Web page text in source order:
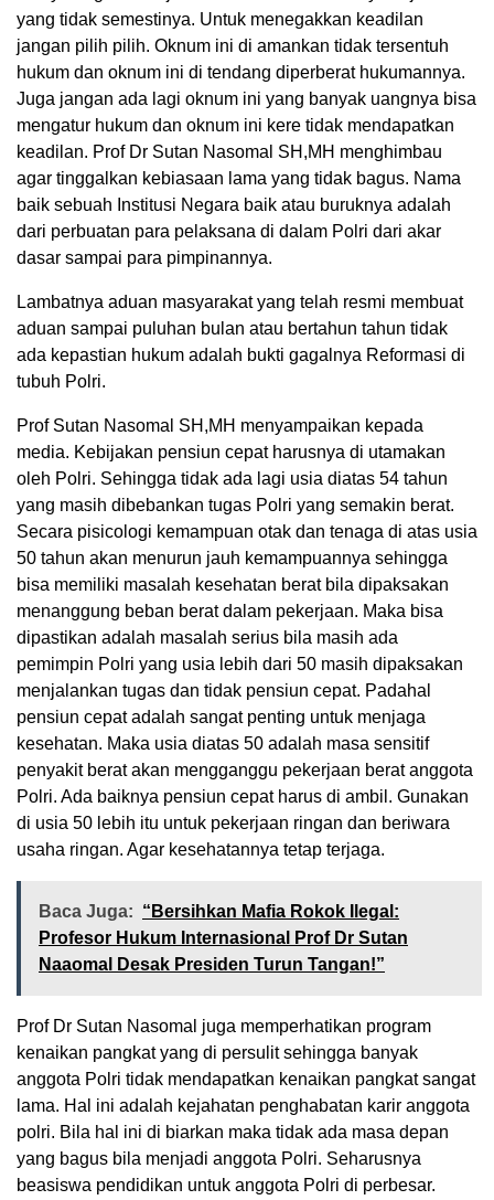
yang tidak semestinya. Untuk menegakkan keadilan
jangan pilih pilih. Oknum ini di amankan tidak tersentuh
hukum dan oknum ini di tendang diperberat hukumannya.
Juga jangan ada lagi oknum ini yang banyak uangnya bisa
mengatur hukum dan oknum ini kere tidak mendapatkan
keadilan. Prof Dr Sutan Nasomal SH,MH menghimbau
agar tinggalkan kebiasaan lama yang tidak bagus. Nama
baik sebuah Institusi Negara baik atau buruknya adalah
dari perbuatan para pelaksana di dalam Polri dari akar
dasar sampai para pimpinannya.
Lambatnya aduan masyarakat yang telah resmi membuat
aduan sampai puluhan bulan atau bertahun tahun tidak
ada kepastian hukum adalah bukti gagalnya Reformasi di
tubuh Polri.
Prof Sutan Nasomal SH,MH menyampaikan kepada
media. Kebijakan pensiun cepat harusnya di utamakan
oleh Polri. Sehingga tidak ada lagi usia diatas 54 tahun
yang masih dibebankan tugas Polri yang semakin berat.
Secara pisicologi kemampuan otak dan tenaga di atas usia
50 tahun akan menurun jauh kemampuannya sehingga
bisa memiliki masalah kesehatan berat bila dipaksakan
menanggung beban berat dalam pekerjaan. Maka bisa
dipastikan adalah masalah serius bila masih ada
pemimpin Polri yang usia lebih dari 50 masih dipaksakan
menjalankan tugas dan tidak pensiun cepat. Padahal
pensiun cepat adalah sangat penting untuk menjaga
kesehatan. Maka usia diatas 50 adalah masa sensitif
penyakit berat akan mengganggu pekerjaan berat anggota
Polri. Ada baiknya pensiun cepat harus di ambil. Gunakan
di usia 50 lebih itu untuk pekerjaan ringan dan beriwara
usaha ringan. Agar kesehatannya tetap terjaga.
Baca Juga: “Bersihkan Mafia Rokok Ilegal:
Profesor Hukum Internasional Prof Dr Sutan
Naaomal Desak Presiden Turun Tangan!”
Prof Dr Sutan Nasomal juga memperhatikan program
kenaikan pangkat yang di persulit sehingga banyak
anggota Polri tidak mendapatkan kenaikan pangkat sangat
lama. Hal ini adalah kejahatan penghabatan karir anggota
polri. Bila hal ini di biarkan maka tidak ada masa depan
yang bagus bila menjadi anggota Polri. Seharusnya
beasiswa pendidikan untuk anggota Polri di perbesar.